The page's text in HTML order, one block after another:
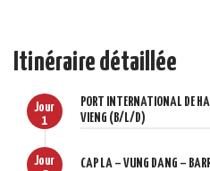
Itinéraire détaillée
Jour
1
PORT INTERNATIONAL DE
VIENG (B/L/D)
Jour
CAP LA – VUNG DANG –